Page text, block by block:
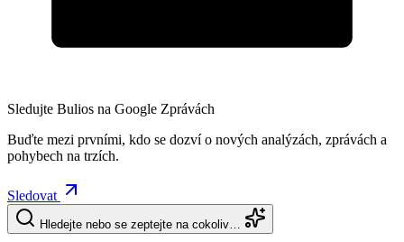
Sledujte Bulios na Google Zprávách
Buďte mezi prvními, kdo se dozví o nových analýzách, zprávách a
pohybech na trzích.
Sledovat
Hledejte nebo se zeptejte na cokoliv…